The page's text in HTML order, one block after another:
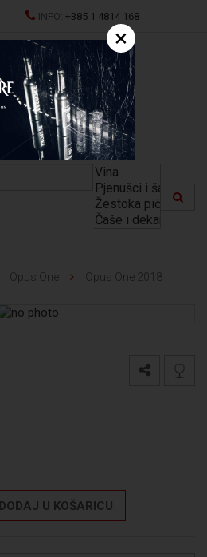
INFO:+385 1 4814 168
EN
Opus One Opus One 2018
DODAJ U KOŠARICU
×